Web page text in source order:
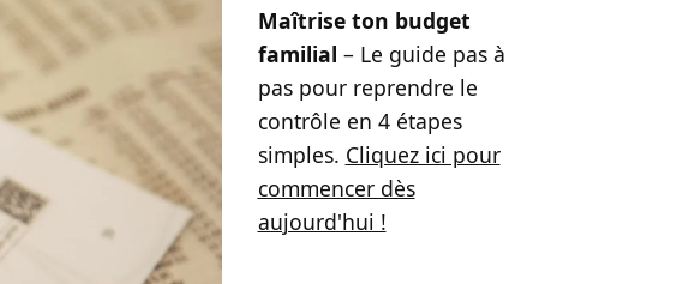
Maîtrise ton budget
familial – Le guide pas à
pas pour reprendre le
contrôle en 4 étapes
simples. Cliquez ici pour
commencer dès
aujourd'hui !